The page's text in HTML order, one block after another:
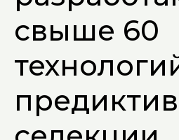
свыше 60